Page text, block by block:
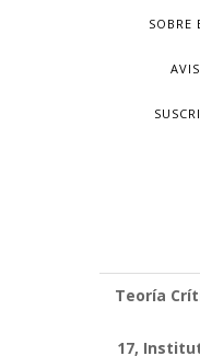
SOBRE
Teoría
17,